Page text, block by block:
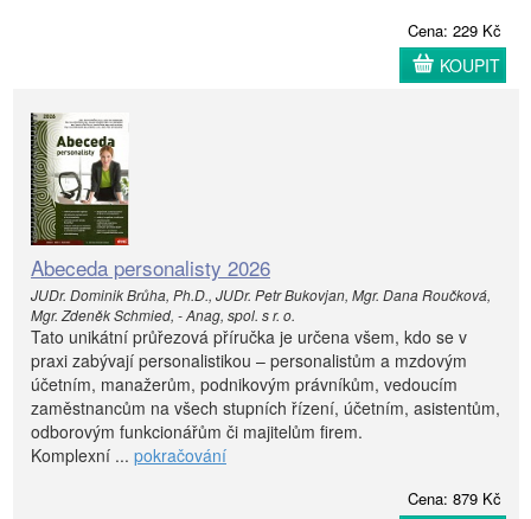
Cena: 229 Kč
KOUPIT
Abeceda personalisty 2026
JUDr. Dominik Brůha, Ph.D., JUDr. Petr Bukovjan, Mgr. Dana Roučková,
Mgr. Zdeněk Schmied, - Anag, spol. s r. o.
Tato unikátní průřezová příručka je určena všem, kdo se v
praxi zabývají personalistikou – personalistům a mzdovým
účetním, manažerům, podnikovým právníkům, vedoucím
zaměstnancům na všech stupních řízení, účetním, asistentům,
odborovým funkcionářům či majitelům firem.
Komplexní ... pokračování
Cena: 879 Kč